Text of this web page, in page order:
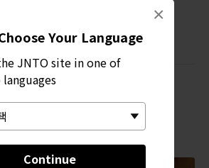
Your Language
JNTO site in one of
Continue
×